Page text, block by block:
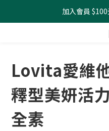
全館滿
加入會員
全館滿
Lovita愛維
釋型美妍活
全素